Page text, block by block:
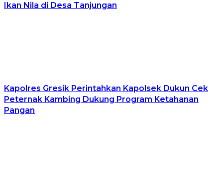
Ikan Nila di Desa Tanjungan
Kapolres Gresik Perintahkan Kapolsek Dukun Cek
Peternak Kambing Dukung Program Ketahanan
Pangan